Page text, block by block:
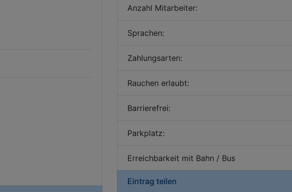
Anzahl Mitarbeiter:
Sprachen:
Zahlungsarten:
Rauchen erlaubt:
Barrierefrei:
Parkplatz:
Erreichbarkeit mit Bahn / Bus
Eintrag teilen